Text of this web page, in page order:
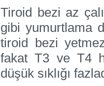
Tiroid bezi az
gibi yumurtlama
tiroid bezi
fakat T3 ve T4
düşük sıklığı